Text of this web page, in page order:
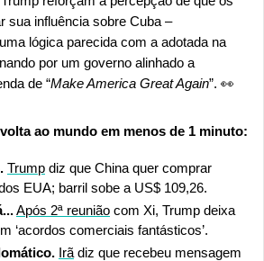
sua influência sobre Cuba –
lógica parecida com a adotada na
por um governo alinhado a
de “Make America Great Again”. 👀
ao mundo em menos de 1 minuto:
Trump diz que China quer comprar
EUA; barril sobe a US$ 109,26.
Após 2ª reunião com Xi, Trump deixa
‘acordos comerciais fantásticos’.
Irã diz que recebeu mensagem